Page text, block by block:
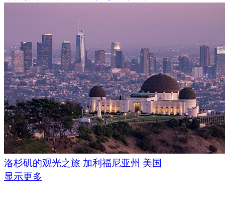
洛杉矶的观光之旅 加利福尼亚州 美国
显示更多